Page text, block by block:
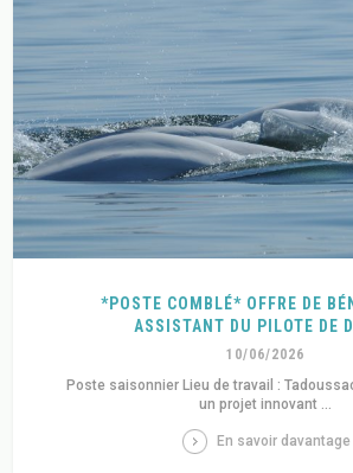
*POSTE COMBLÉ* OFFRE DE
ASSISTANT DU PILOTE DE
10/06/2026
Poste saisonnier Lieu de travail :
un projet innovant ...
En savoir davantage